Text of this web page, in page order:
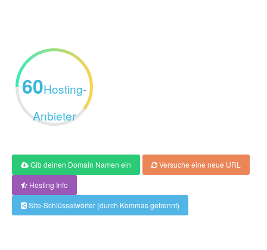
60Hosting-
Anbieter
Gib deinen Domain Namen ein
Versuche eine neue URL
Hosting Info
Site-Schlüsselwörter (durch Kommas getrennt)